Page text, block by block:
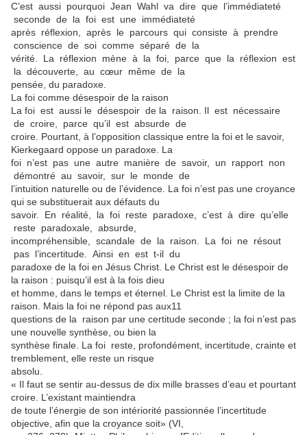
C’est aussi pourquoi Jean Wahl va dire que l’immédiateté
seconde de la foi est une immédiateté
après réflexion, après le parcours qui consiste à prendre
conscience de soi comme séparé de la
vérité. La réflexion mène à la foi, parce que la réflexion est
la découverte, au cœur même de la
pensée, du paradoxe.
La foi comme désespoir de la raison
La foi est aussi le désespoir de la raison. Il est nécessaire
de croire, parce qu’il est absurde de
croire. Pourtant, à l’opposition classique entre la foi et le savoir,
Kierkegaard oppose un paradoxe. La
foi n’est pas une autre manière de savoir, un rapport non
démontré au savoir, sur le monde de
l’intuition naturelle ou de l’évidence. La foi n’est pas une croyance
qui se substituerait aux défauts du
savoir. En réalité, la foi reste paradoxe, c’est à dire qu’elle
reste paradoxale, absurde,
incompréhensible, scandale de la raison. La foi ne résout
pas l’incertitude. Ainsi en est t-il du
paradoxe de la foi en Jésus Christ. Le Christ est le désespoir de
la raison : puisqu’il est à la fois dieu
et homme, dans le temps et éternel. Le Christ est la limite de la
raison. Mais la foi ne répond pas aux11
questions de la raison par une certitude seconde ; la foi n’est pas
une nouvelle synthèse, ou bien la
synthèse finale. La foi reste, profondément, incertitude, crainte et
tremblement, elle reste un risque
absolu.
« Il faut se sentir au-dessus de dix mille brasses d’eau et pourtant
croire. L’existant maintiendra
de toute l’énergie de son intériorité passionnée l’incertitude
objective, afin que la croyance soit» (VI,